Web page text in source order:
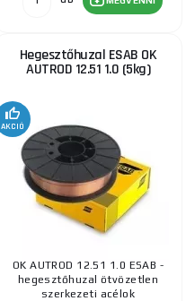
Hegesztőhuzal ESAB OK
AUTROD 12.51 1.0 (5kg)
AKCIÓ
OK AUTROD 12.51 1.0 ESAB -
hegesztőhuzal ötvözetlen
szerkezeti acélok